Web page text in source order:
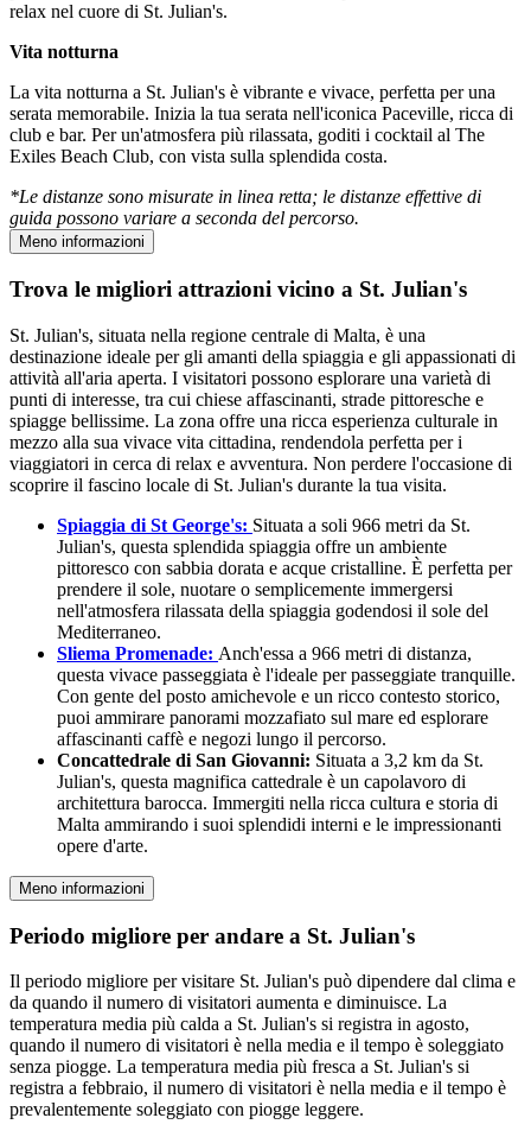
relax nel cuore di St. Julian's.
Vita notturna
La vita notturna a St. Julian's è vibrante e vivace, perfetta per una
serata memorabile. Inizia la tua serata nell'iconica Paceville, ricca di
club e bar. Per un'atmosfera più rilassata, goditi i cocktail al The
Exiles Beach Club, con vista sulla splendida costa.
*Le distanze sono misurate in linea retta; le distanze effettive di
guida possono variare a seconda del percorso.
Meno informazioni
Trova le migliori attrazioni vicino a St. Julian's
St. Julian's, situata nella regione centrale di Malta, è una
destinazione ideale per gli amanti della spiaggia e gli appassionati di
attività all'aria aperta. I visitatori possono esplorare una varietà di
punti di interesse, tra cui chiese affascinanti, strade pittoresche e
spiagge bellissime. La zona offre una ricca esperienza culturale in
mezzo alla sua vivace vita cittadina, rendendola perfetta per i
viaggiatori in cerca di relax e avventura. Non perdere l'occasione di
scoprire il fascino locale di St. Julian's durante la tua visita.
Spiaggia di St George's: Situata a soli 966 metri da St.
Julian's, questa splendida spiaggia offre un ambiente
pittoresco con sabbia dorata e acque cristalline. È perfetta per
prendere il sole, nuotare o semplicemente immergersi
nell'atmosfera rilassata della spiaggia godendosi il sole del
Mediterraneo.
Sliema Promenade: Anch'essa a 966 metri di distanza,
questa vivace passeggiata è l'ideale per passeggiate tranquille.
Con gente del posto amichevole e un ricco contesto storico,
puoi ammirare panorami mozzafiato sul mare ed esplorare
affascinanti caffè e negozi lungo il percorso.
Concattedrale di San Giovanni: Situata a 3,2 km da St.
Julian's, questa magnifica cattedrale è un capolavoro di
architettura barocca. Immergiti nella ricca cultura e storia di
Malta ammirando i suoi splendidi interni e le impressionanti
opere d'arte.
Meno informazioni
Periodo migliore per andare a St. Julian's
Il periodo migliore per visitare St. Julian's può dipendere dal clima e
da quando il numero di visitatori aumenta e diminuisce. La
temperatura media più calda a St. Julian's si registra in agosto,
quando il numero di visitatori è nella media e il tempo è soleggiato
senza piogge. La temperatura media più fresca a St. Julian's si
registra a febbraio, il numero di visitatori è nella media e il tempo è
prevalentemente soleggiato con piogge leggere.